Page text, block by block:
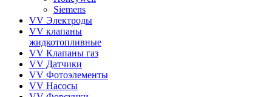
Siemens
VV Электроды
VV клапаны
жидкотопливные
VV Клапаны газ
VV Датчики
VV Фотоэлементы
VV Насосы